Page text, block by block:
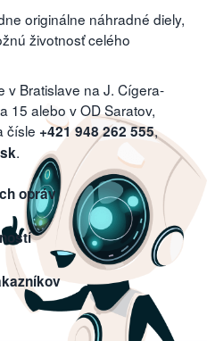
originálne náhradné diely,
životnosť celého
v Bratislave na J. Cígera-
15 alebo v OD Saratov,
čísle +421 948 262 555,
.
opráv